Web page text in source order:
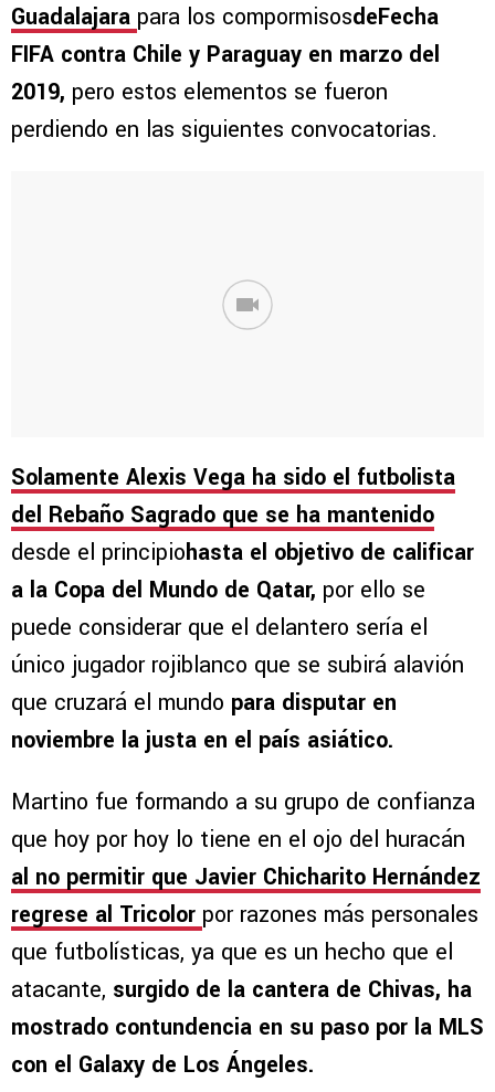
Guadalajara para los compormisosdeFecha
FIFA contra Chile y Paraguay en marzo del
2019, pero estos elementos se fueron
perdiendo en las siguientes convocatorias.
Solamente Alexis Vega ha sido el futbolista
del Rebaño Sagrado que se ha mantenido
desde el principiohasta el objetivo de calificar
a la Copa del Mundo de Qatar, por ello se
puede considerar que el delantero sería el
único jugador rojiblanco que se subirá alavión
que cruzará el mundo para disputar en
noviembre la justa en el país asiático.
Martino fue formando a su grupo de confianza
que hoy por hoy lo tiene en el ojo del huracán
al no permitir que Javier Chicharito Hernández
regrese al Tricolor por razones más personales
que futbolísticas, ya que es un hecho que el
atacante, surgido de la cantera de Chivas, ha
mostrado contundencia en su paso por la MLS
con el Galaxy de Los Ángeles.